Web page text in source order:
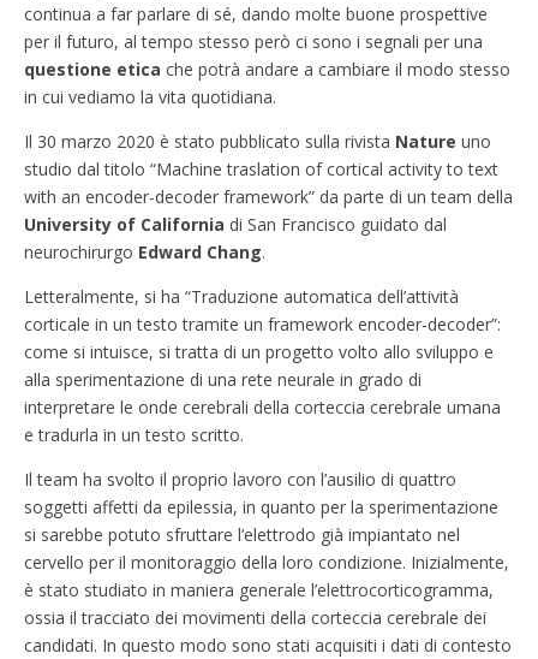
continua a far parlare di sé, dando molte buone prospettive
per il futuro, al tempo stesso però ci sono i segnali per una
questione etica che potrà andare a cambiare il modo stesso
in cui vediamo la vita quotidiana.
Il 30 marzo 2020 è stato pubblicato sulla rivista Nature uno
studio dal titolo “Machine traslation of cortical activity to text
with an encoder-decoder framework” da parte di un team della
University of California di San Francisco guidato dal
neurochirurgo Edward Chang.
Letteralmente, si ha “Traduzione automatica dell’attività
corticale in un testo tramite un framework encoder-decoder”:
come si intuisce, si tratta di un progetto volto allo sviluppo e
alla sperimentazione di una rete neurale in grado di
interpretare le onde cerebrali della corteccia cerebrale umana
e tradurla in un testo scritto.
Il team ha svolto il proprio lavoro con l’ausilio di quattro
soggetti affetti da epilessia, in quanto per la sperimentazione
si sarebbe potuto sfruttare l’elettrodo già impiantato nel
cervello per il monitoraggio della loro condizione. Inizialmente,
è stato studiato in maniera generale l’elettrocorticogramma,
ossia il tracciato dei movimenti della corteccia cerebrale dei
candidati. In questo modo sono stati acquisiti i dati di contesto